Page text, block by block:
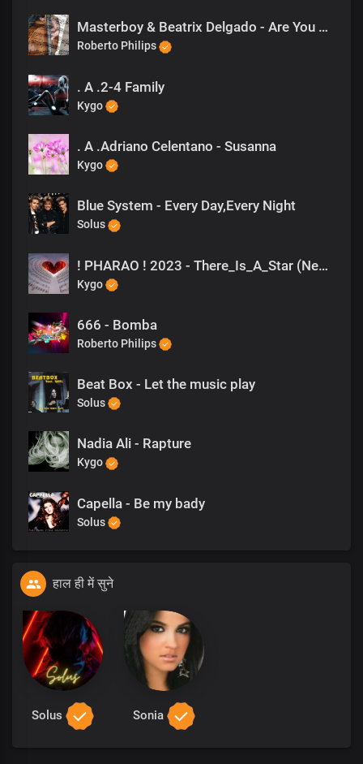
Masterboy & Beatrix Delgado - Are You Ready
Roberto Philips
. A .2-4 Family
Kygo
. A .Adriano Celentano - Susanna
Kygo
Blue System - Every Day,Every Night
Solus
! PHARAO ! 2023 - There_Is_A_Star (New Version)
Kygo
666 - Bomba
Roberto Philips
Beat Box - Let the music play
Solus
Nadia Ali - Rapture
Kygo
Capella - Be my bady
Solus
हाल ही में सुने
Solus Sonia